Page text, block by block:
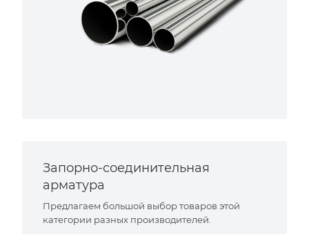
Запорно-соединительная
арматура
Предлагаем большой выбор товаров этой
категории разных производителей.